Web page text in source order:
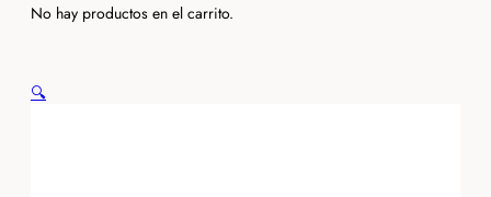
No hay productos en el carrito.
🔍